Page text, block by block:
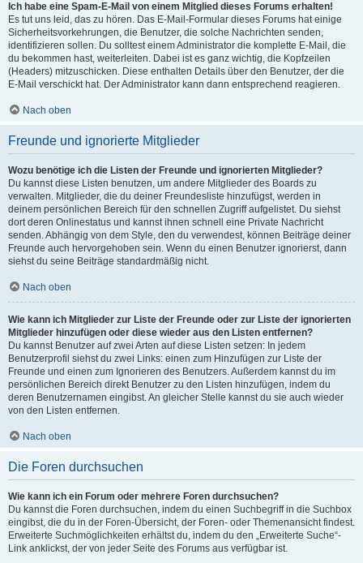
Ich habe eine Spam-E-Mail von einem Mitglied dieses Forums erhalten!
Es tut uns leid, das zu hören. Das E-Mail-Formular dieses Forums hat einige
Sicherheitsvorkehrungen, die Benutzer, die solche Nachrichten senden,
identifizieren sollen. Du solltest einem Administrator die komplette E-Mail, die
du bekommen hast, weiterleiten. Dabei ist es ganz wichtig, die Kopfzeilen
(Headers) mitzuschicken. Diese enthalten Details über den Benutzer, der die
E-Mail verschickt hat. Der Administrator kann dann entsprechend reagieren.
Nach oben
Freunde und ignorierte Mitglieder
Wozu benötige ich die Listen der Freunde und ignorierten Mitglieder?
Du kannst diese Listen benutzen, um andere Mitglieder des Boards zu
verwalten. Mitglieder, die du deiner Freundesliste hinzufügst, werden in
deinem persönlichen Bereich für den schnellen Zugriff aufgelistet. Du siehst
dort deren Onlinestatus und kannst ihnen schnell eine Private Nachricht
senden. Abhängig von dem Style, den du verwendest, können Beiträge deiner
Freunde auch hervorgehoben sein. Wenn du einen Benutzer ignorierst, dann
siehst du seine Beiträge standardmäßig nicht.
Nach oben
Wie kann ich Mitglieder zur Liste der Freunde oder zur Liste der ignorierten
Mitglieder hinzufügen oder diese wieder aus den Listen entfernen?
Du kannst Benutzer auf zwei Arten auf diese Listen setzen: In jedem
Benutzerprofil siehst du zwei Links: einen zum Hinzufügen zur Liste der
Freunde und einen zum Ignorieren des Benutzers. Außerdem kannst du im
persönlichen Bereich direkt Benutzer zu den Listen hinzufügen, indem du
deren Benutzernamen eingibst. An gleicher Stelle kannst du sie auch wieder
von den Listen entfernen.
Nach oben
Die Foren durchsuchen
Wie kann ich ein Forum oder mehrere Foren durchsuchen?
Du kannst die Foren durchsuchen, indem du einen Suchbegriff in die Suchbox
eingibst, die du in der Foren-Übersicht, der Foren- oder Themenansicht findest.
Erweiterte Suchmöglichkeiten erhältst du, indem du den „Erweiterte Suche“-
Link anklickst, der von jeder Seite des Forums aus verfügbar ist.